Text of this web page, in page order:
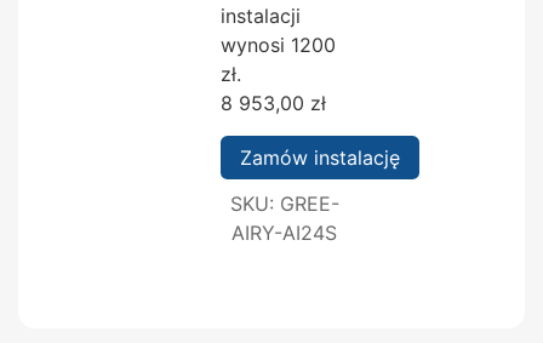
instalacji
wynosi 1200
zł.
8 953,00 zł
Zamów instalację
SKU: GREE-
AIRY-AI24S